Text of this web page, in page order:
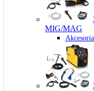
MIG/MAG